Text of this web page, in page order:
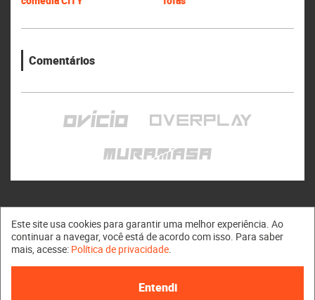
Comentários
Muramasa © 2011 - 2026
Este site usa cookies para garantir uma melhor experiência. Ao
continuar a navegar, você está de acordo com isso. Para saber
mais, acesse: Política de privacidade.
Entendi